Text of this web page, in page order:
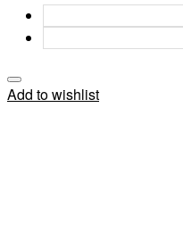
Add to wishlist